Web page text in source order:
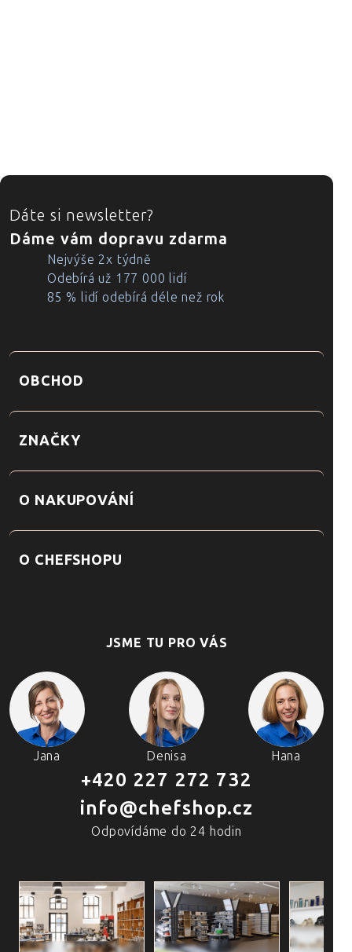
ZÁPATÍ
Dáte si newsletter?
Dáme vám dopravu zdarma
Nejvýše 2x týdně
Odebírá už 177 000 lidí
85 % lidí odebírá déle než rok
OBCHOD
ZNAČKY
O NAKUPOVÁNÍ
O CHEFSHOPU
JSME TU PRO VÁS
Jana Denisa Hana
+420 227 272 732
info@chefshop.cz
Odpovídáme do 24 hodin